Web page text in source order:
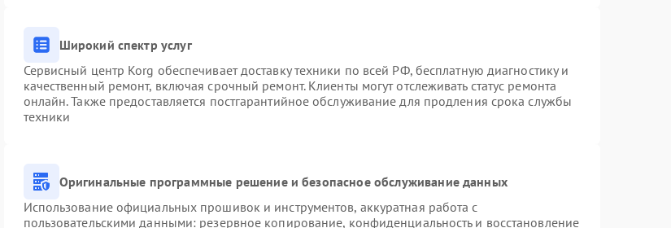
Широкий спектр услуг
Сервисный центр Korg обеспечивает доставку техники по всей РФ, бесплатную диагностику и
качественный ремонт, включая срочный ремонт. Клиенты могут отслеживать статус ремонта
онлайн. Также предоставляется постгарантийное обслуживание для продления срока службы
техники
Оригинальные программные решение и безопасное обслуживание данных
Использование официальных прошивок и инструментов, аккуратная работа с
пользовательскими данными: резервное копирование, конфиденциальность и восстановление